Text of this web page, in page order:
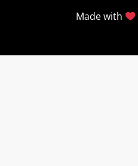
Made with